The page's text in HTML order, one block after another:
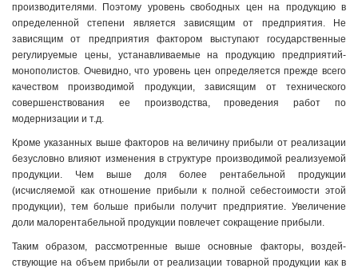
производителями. Поэтому уровень свободных цен на продукцию в
определенной степени является зависящим от предприятия. Не
зависящим от предприятия фактором выступают государственные
регулируемые цены, устанавливаемые на продукцию предприятий-
монополистов. Очевидно, что уровень цен определяется прежде всего
качеством производимой продукции, зависящим от технического
совершенствования ее производства, проведения работ по
модернизации и т.д.
Кроме указанных выше факторов на величину прибыли от реализации
безусловно влияют изменения в структуре производимой реализуемой
продукции. Чем выше доля более рентабельной продукции
(исчисляемой как отношение прибыли к полной себестоимости этой
продукции), тем больше прибыли получит предприятие. Увеличение
доли малорентабельной продукции повлечет сокращение прибыли.
Таким образом, рассмотренные выше основные факторы, воздей­
ствующие на объем прибыли от реализации товарной продукции как в